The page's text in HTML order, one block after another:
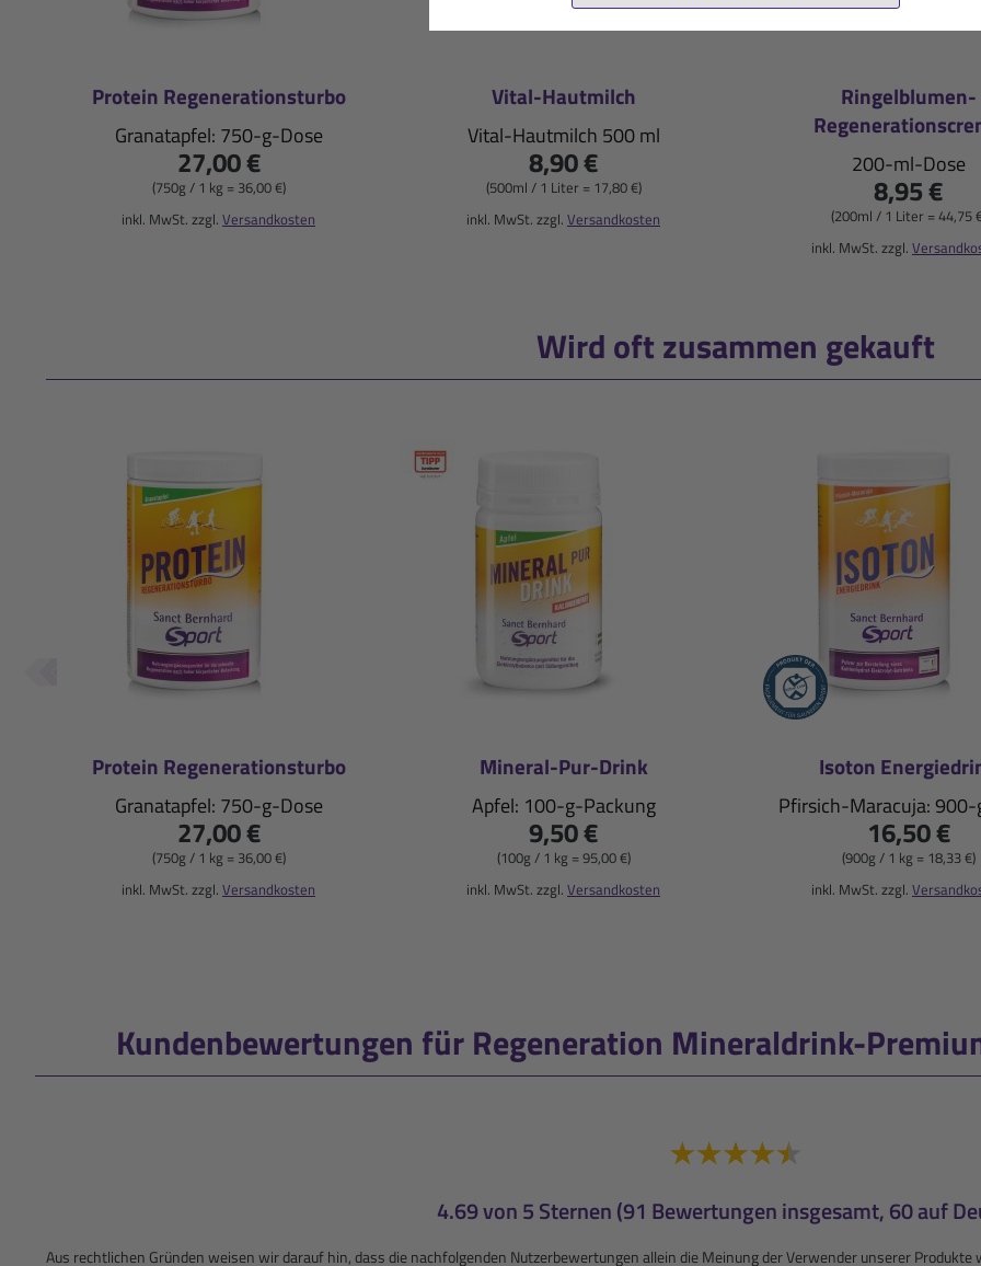
Protein Regenerationsturbo
Granatapfel: 750-g-Dose
27,00 €
(750g / 1 kg = 36,00 €)
inkl. MwSt. zzgl. Versandkosten
Vital-Hautmilch
Vital-Hautmilch 500 ml
8,90 €
(500ml / 1 Liter = 17,80 €)
inkl. MwSt. zzgl. Versandkosten
Ringelblumen-
200-ml-Dose
8,95 €
(200ml / 1 Liter = 44,75
inkl. MwSt. zzgl.
Wird oft zusammen gekauft
Protein Regenerationsturbo
Granatapfel: 750-g-Dose
27,00 €
(750g / 1 kg = 36,00 €)
inkl. MwSt. zzgl. Versandkosten
Mineral-Pur-Drink
Apfel: 100-g-Packung
9,50 €
(100g / 1 kg = 95,00 €)
inkl. MwSt. zzgl. Versandkosten
Isoton
Pfirsich-Maracuja:
16,50 €
(900g / 1 kg = 18,33 €)
inkl. MwSt. zzgl.
Kundenbewertungen für Regeneration Mineraldrink-
4.69 von 5 Sternen (91 Bewertungen insgesamt, 60 auf
Aus rechtlichen Gründen weisen wir darauf hin, dass die nachfolgenden Nutzerbewertungen allein die Meinung der Verwender unserer